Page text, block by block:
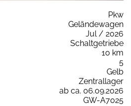
Pkw
Geländewagen
Jul / 2026
Schaltgetriebe
10 km
5
Gelb
Zentrallager
ab ca. 06.09.2026
GW-A7025